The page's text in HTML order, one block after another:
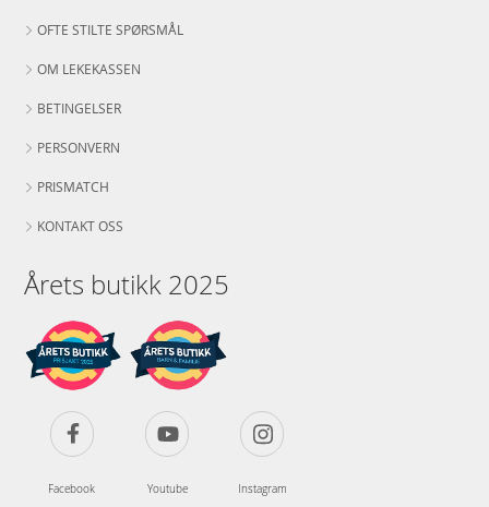
OFTE STILTE SPØRSMÅL
OM LEKEKASSEN
BETINGELSER
PERSONVERN
PRISMATCH
KONTAKT OSS
Årets butikk 2025
Facebook Youtube Instagram